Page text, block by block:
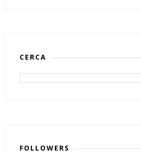
CERCA
FOLLOWERS